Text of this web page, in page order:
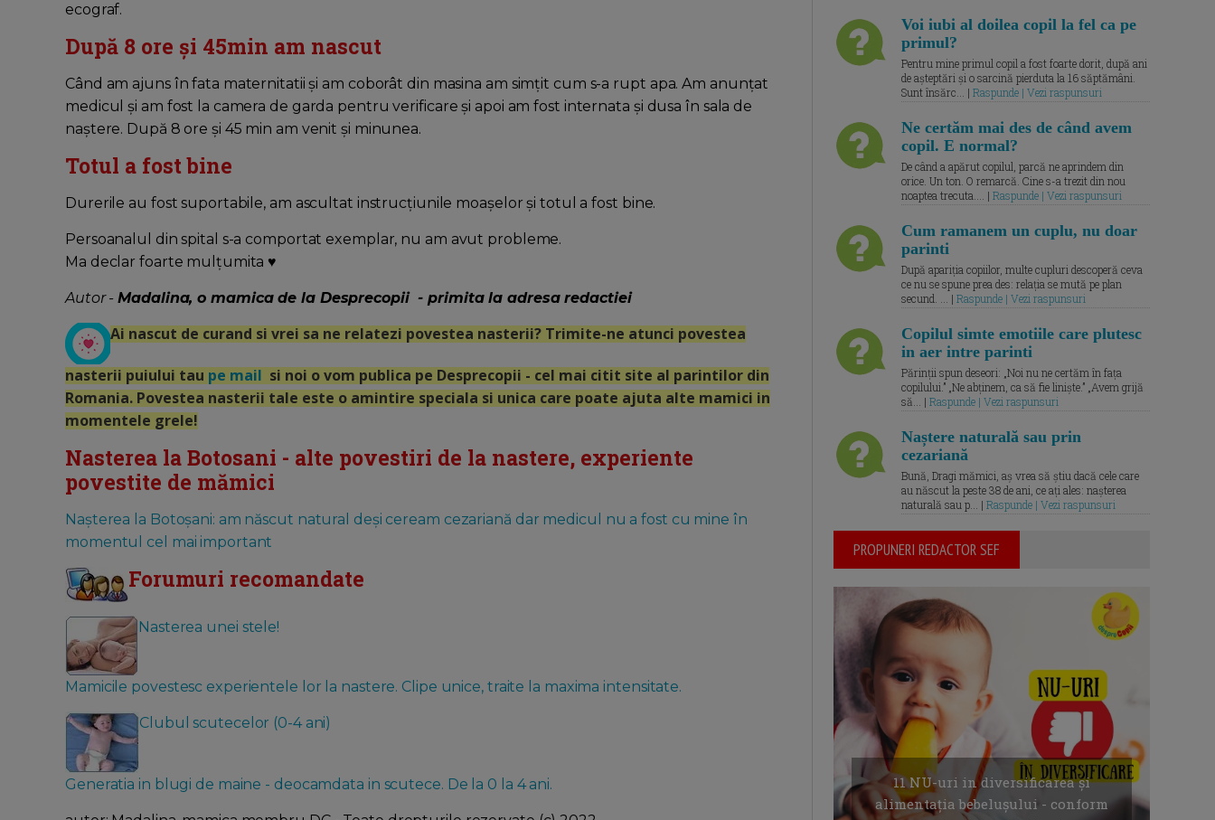
ecograf.
După 8 ore și 45min am nascut
Când am ajuns în fata maternitatii și am coborât din masina am simțit cum s-a rupt apa. Am anunțat
medicul și am fost la camera de garda pentru verificare și apoi am fost internata și dusa în sala de
naștere. După 8 ore și 45 min am venit și minunea.
Totul a fost bine
Durerile au fost suportabile, am ascultat instrucțiunile moașelor și totul a fost bine.
Persoanalul din spital s-a comportat exemplar, nu am avut probleme.
Ma declar foarte mulțumita ♥️
Autor -Madalina, o mamica de la Desprecopii - primita la adresa redactiei
Ai nascut de curand si vrei sa ne relatezi povestea nasterii? Trimite-ne atunci povestea
nasterii puiului tau pe mail si noi o vom publica pe Desprecopii - cel mai citit site al parintilor din
Romania. Povestea nasterii tale este o amintire speciala si unica care poate ajuta alte mamici in
momentele grele!
Nasterea la Botosani - alte povestiri de la nastere, experiente
povestite de mămici
Nașterea la Botoșani: am născut natural deși ceream cezariană dar medicul nu a fost cu mine în
momentul cel mai important
Forumuri recomandate
Nasterea unei stele!
Mamicile povestesc experientele lor la nastere. Clipe unice, traite la maxima intensitate.
Clubul scutecelor (0-4 ani)
Generatia in blugi de maine - deocamdata in scutece. De la 0 la 4 ani.
Voi iubi al doilea copil la fel ca pe
primul?
Pentru mine primul copil a fost foarte dorit, după ani
de așteptări și o sarcină pierduta la 16 săptămâni.
Sunt însărc... | Raspunde | Vezi raspunsuri
Ne certăm mai des de când avem
copil. E normal?
De când a apărut copilul, parcă ne aprindem din
orice. Un ton. O remarcă. Cine s-a trezit din nou
noaptea trecuta.... | Raspunde | Vezi raspunsuri
Cum ramanem un cuplu, nu doar
parinti
După apariția copiilor, multe cupluri descoperă ceva
ce nu se spune prea des: relația se mută pe plan
secund. ... | Raspunde | Vezi raspunsuri
Copilul simte emotiile care plutesc
in aer intre parinti
Părinții spun deseori: „Noi nu ne certăm în fața
copilului.” „Ne abținem, ca să fie liniște.” „Avem grijă
să... | Raspunde | Vezi raspunsuri
Naștere naturală sau prin
cezariană
Bună, Dragi mămici, aș vrea să știu dacă cele care
au născut la peste 38 de ani, ce ați ales: nașterea
naturală sau p... | Raspunde | Vezi raspunsuri
PROPUNERI REDACTOR SEF
11 NU-uri in diversificarea și
alimentația bebelușului - conform